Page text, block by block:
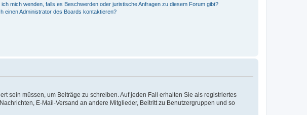
ich mich wenden, falls es Beschwerden oder juristische Anfragen zu diesem Forum gibt?
einen Administrator des Boards kontaktieren?
sein müssen, um Beiträge zu schreiben. Auf jeden Fall erhalten Sie als registriertes
E-Mail-Versand an andere Mitglieder, Beitritt zu Benutzergruppen und so